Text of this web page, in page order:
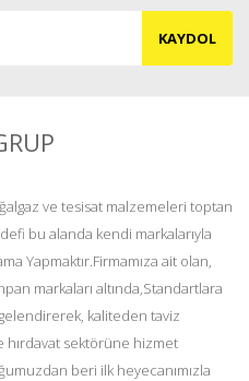
KAYDOL
ve tesisat malzemeleri toptan
bu alanda kendi markalarıyla
Yapmaktır.Firmamıza ait olan,
markaları altında,Standartlara
kaliteden taviz
hırdavat sektörüne hizmet
beri ilk heyecanımızla